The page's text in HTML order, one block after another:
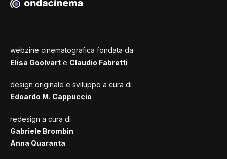
webzine cinematografica fondata da
Elisa Goolvart e Claudio Fabretti
design originale e sviluppo a cura di
Edoardo M. Cappuccio
redesign a cura di
Gabriele Brombin
Anna Quaranta